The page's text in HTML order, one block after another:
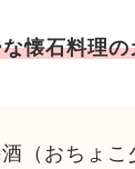
懐石料理の
酒（おちょ